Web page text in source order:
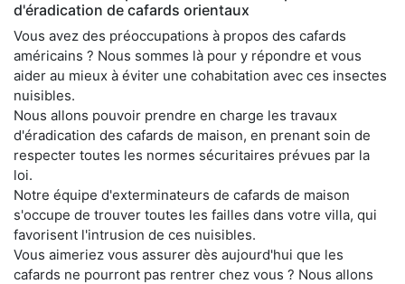
d'éradication de cafards orientaux
Vous avez des préoccupations à propos des cafards
américains ? Nous sommes là pour y répondre et vous
aider au mieux à éviter une cohabitation avec ces insectes
nuisibles.
Nous allons pouvoir prendre en charge les travaux
d'éradication des cafards de maison, en prenant soin de
respecter toutes les normes sécuritaires prévues par la
loi.
Notre équipe d'exterminateurs de cafards de maison
s'occupe de trouver toutes les failles dans votre villa, qui
favorisent l'intrusion de ces nuisibles.
Vous aimeriez vous assurer dès aujourd'hui que les
cafards ne pourront pas rentrer chez vous ? Nous allons